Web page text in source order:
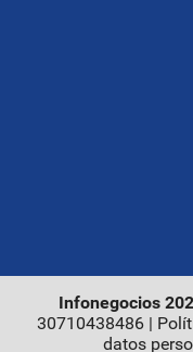
Infonegocios
30710438486 |
datos